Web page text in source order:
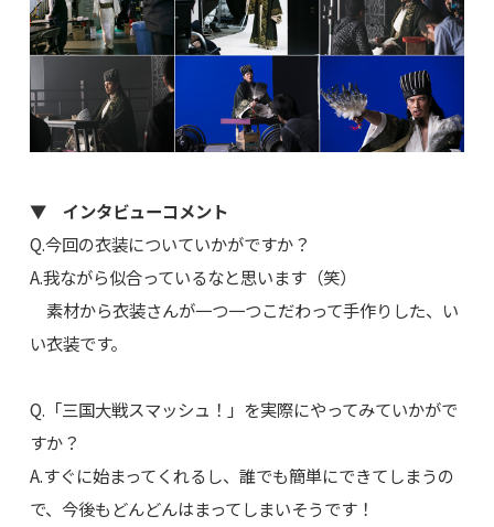
▼ インタビューコメント
Q.今回の衣装についていかがですか？
A.我ながら似合っているなと思います（笑）
素材から衣装さんが一つ一つこだわって手作りした、い
い衣装です。
Q.「三国大戦スマッシュ！」を実際にやってみていかがで
すか？
A.すぐに始まってくれるし、誰でも簡単にできてしまうの
で、今後もどんどんはまってしまいそうです！